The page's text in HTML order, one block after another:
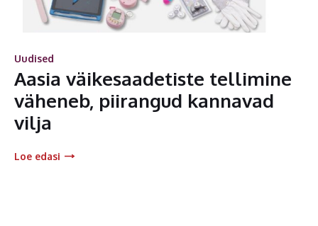
Uudised
Aasia väikesaadetiste tellimine
väheneb, piirangud kannavad
vilja
Loe edasi